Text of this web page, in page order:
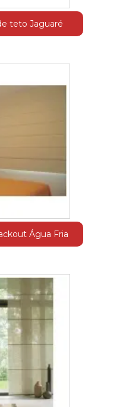
teto Jaguaré
Água Fria